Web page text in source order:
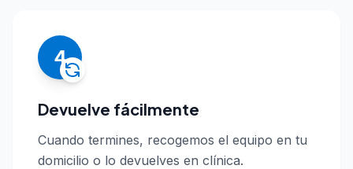
4
Devuelve fácilmente
Cuando termines, recogemos el equipo en tu
domicilio o lo devuelves en clínica.